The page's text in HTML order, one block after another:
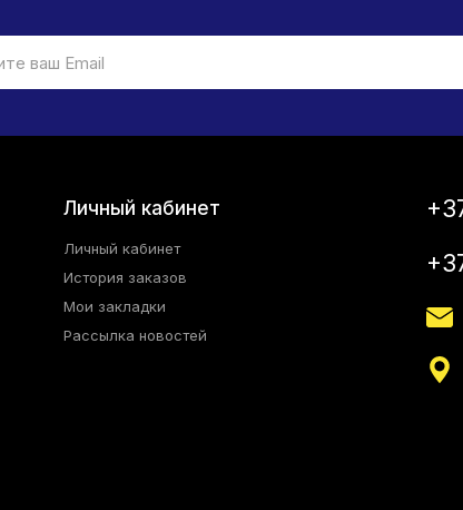
Личный кабинет
Личный кабинет
История заказов
Мои закладки
Рассылка новостей